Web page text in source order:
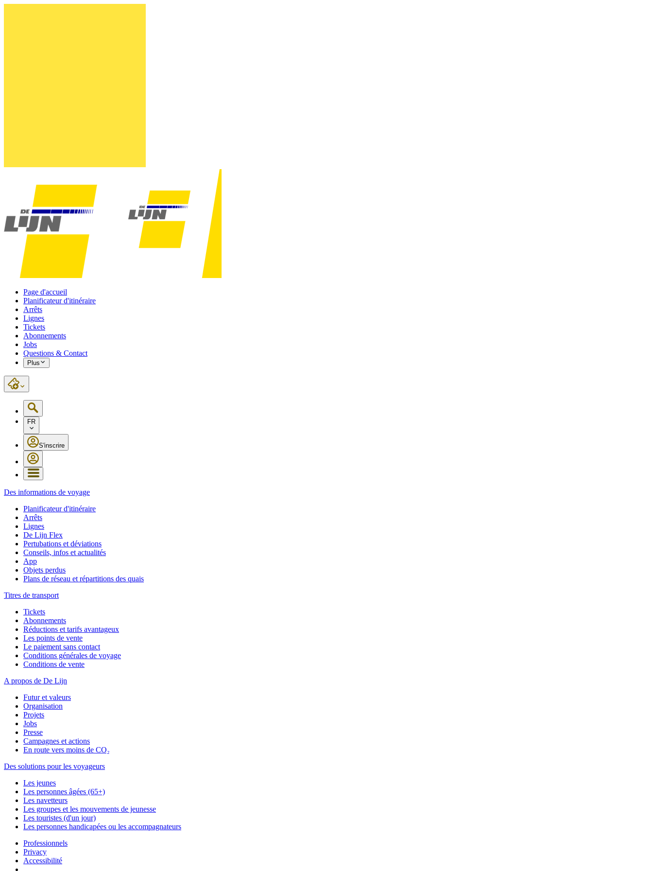
Page d'accueil
Planificateur d'itinéraire
Arrêts
Lignes
Tickets
Abonnements
Jobs
Questions & Contact
Plus
FR
S'inscrire
Des informations de voyage
Planificateur d'itinéraire
Arrêts
Lignes
De Lijn Flex
Pertubations et déviations
Conseils, infos et actualités
App
Objets perdus
Plans de réseau et répartitions des quais
Titres de transport
Tickets
Abonnements
Réductions et tarifs avantageux
Les points de vente
Le paiement sans contact
Conditions générales de voyage
Conditions de vente
A propos de De Lijn
Futur et valeurs
Organisation
Projets
Jobs
Presse
Campagnes et actions
En route vers moins de CO₂
Des solutions pour les voyageurs
Les jeunes
Les personnes âgées (65+)
Les navetteurs
Les groupes et les mouvements de jeunesse
Les touristes (d'un jour)
Les personnes handicapées ou les accompagnateurs
Professionnels
Privacy
Accessibilité